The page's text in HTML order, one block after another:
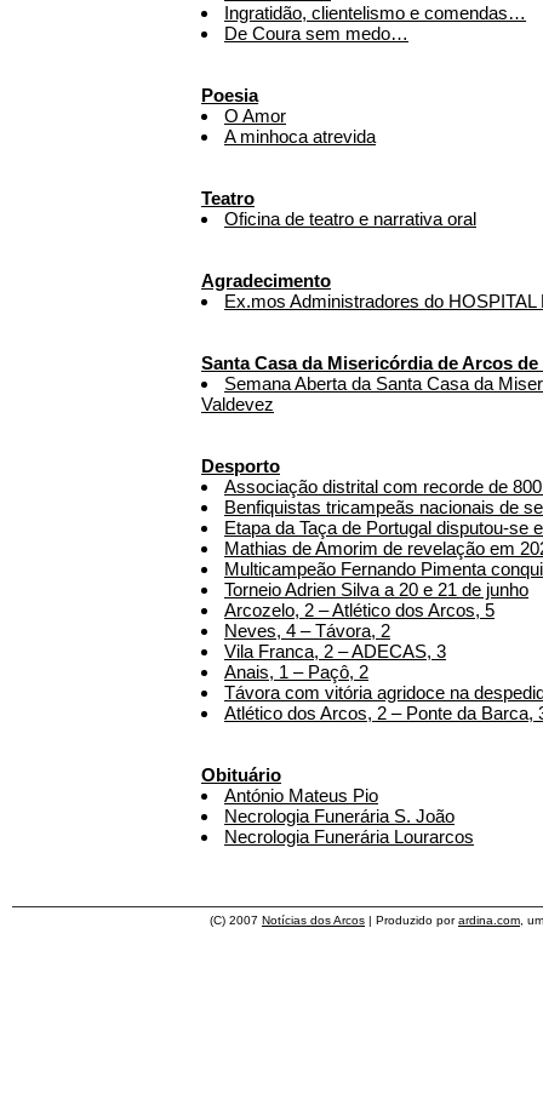
Ingratidão, clientelismo e comendas…
De Coura sem medo…
Poesia
O Amor
A minhoca atrevida
Teatro
Oficina de teatro e narrativa oral
Agradecimento
Ex.mos Administradores do
Santa Casa da Misericórdia de Arcos de
Semana Aberta da Santa Casa da
Valdevez
Desporto
Associação distrital com recorde de
Benfiquistas tricampeãs nacionais de
Etapa da Taça de Portugal disputou-se
Mathias de Amorim de revelação em
Multicampeão Fernando Pimenta
Torneio Adrien Silva a 20 e 21 de junho
Arcozelo, 2 – Atlético dos Arcos, 5
Neves, 4 – Távora, 2
Vila Franca, 2 – ADECAS, 3
Anais, 1 – Paçô, 2
Távora com vitória agridoce na
Atlético dos Arcos, 2 – Ponte da Barca,
Obituário
António Mateus Pio
Necrologia Funerária S. João
Necrologia Funerária Lourarcos
(C) 2007 Notícias dos Arcos | Produzido porardina.com ,